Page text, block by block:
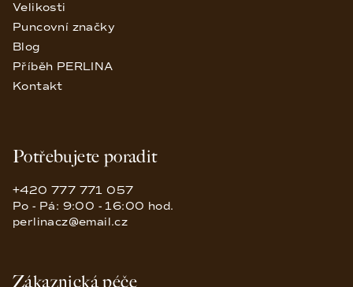
Velikosti
Puncovní značky
Blog
Příběh PERLINA
Kontakt
Potřebujete poradit
+420 777 771 057
Po - Pá: 9:00 - 16:00 hod.
perlinacz@email.cz
Zákaznická péče